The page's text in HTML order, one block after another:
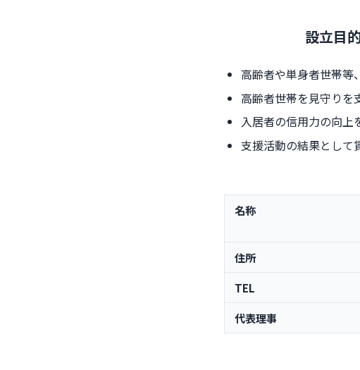
設立目
高齢者や単身者世帯等
高齢者世帯を見守りを
入居者の信用力の向上
支援活動の結果として
名称
住所
TEL
代表理事